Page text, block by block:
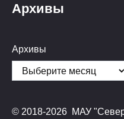
Архивы
Архивы
© 2018-2026 МАУ